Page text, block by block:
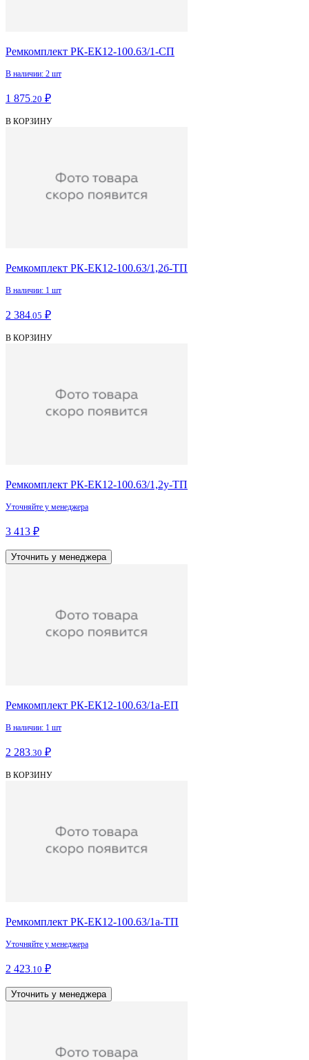
Ремкомплект РК-ЕК12-100.63/1-СП
В наличии: 2 шт
1 875.20 ₽
В КОРЗИНУ
Ремкомплект РК-ЕК12-100.63/1,2б-ТП
В наличии: 1 шт
2 384.05 ₽
В КОРЗИНУ
Ремкомплект РК-ЕК12-100.63/1,2у-ТП
Уточняйте у менеджера
3 413 ₽
Уточнить у менеджера
Ремкомплект РК-ЕК12-100.63/1а-ЕП
В наличии: 1 шт
2 283.30 ₽
В КОРЗИНУ
Ремкомплект РК-ЕК12-100.63/1а-ТП
Уточняйте у менеджера
2 423.10 ₽
Уточнить у менеджера